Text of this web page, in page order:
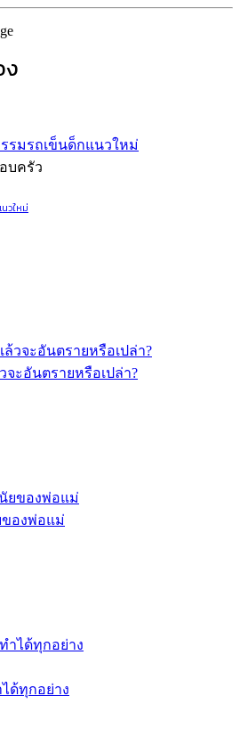
ง
บครัว
วใหม่
จะอันตรายหรือเปล่า?
ของพ่อแม่
ด้ทุกอย่าง